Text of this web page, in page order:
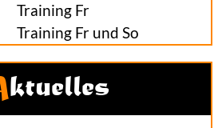
Training Fr
Training Fr und So
Aktuelles